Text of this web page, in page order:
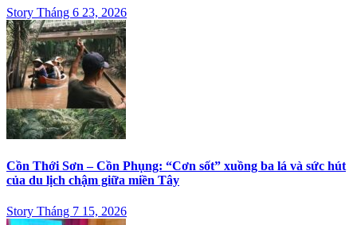
Story Tháng 6 23, 2026
Cồn Thới Sơn – Cồn Phụng: “Cơn sốt” xuồng ba lá và sức hút
của du lịch chậm giữa miền Tây
Story Tháng 7 15, 2026